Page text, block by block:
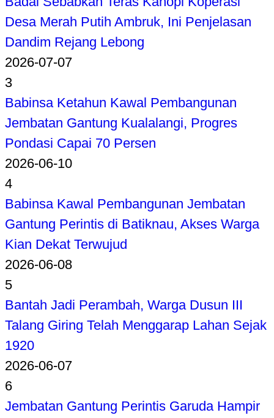
Desa Merah Putih Ambruk, Ini Penjelasan
Dandim Rejang Lebong
2026-07-07
3
Babinsa Ketahun Kawal Pembangunan
Jembatan Gantung Kualalangi, Progres
Pondasi Capai 70 Persen
2026-06-10
4
Babinsa Kawal Pembangunan Jembatan
Gantung Perintis di Batiknau, Akses Warga
Kian Dekat Terwujud
2026-06-08
5
Bantah Jadi Perambah, Warga Dusun III
Talang Giring Telah Menggarap Lahan Sejak
1920
2026-06-07
6
Jembatan Gantung Perintis Garuda Hampir